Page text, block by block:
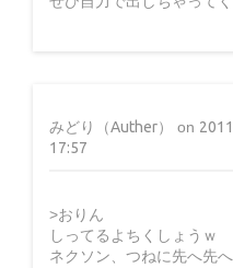
みどり（Auther） on
17:57
>おりん
しってるよちくしょうｗ
ネクソン、つねに先へ先